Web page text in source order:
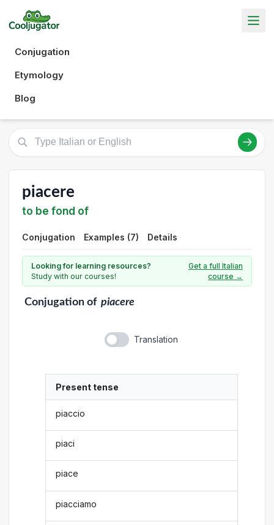
Conjugation
Etymology
Blog
piacere
to be fond of
Conjugation Examples (7) Details
Looking for learning resources?
Study with our courses!
Get a full Italian
course →
Conjugationof piacere
Translation
Present tense
piaccio
piaci
piace
piacciamo